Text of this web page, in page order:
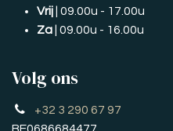
Vrij | 09.00u - 17.00u
Za | 09.00u - 16.00u
Volg ons
+32 3 290 67 97